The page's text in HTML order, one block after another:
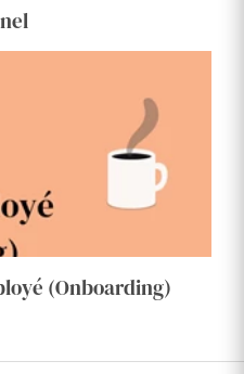
(Onboarding)